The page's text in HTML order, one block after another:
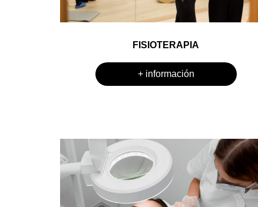
FISIOTERAPIA
+ información